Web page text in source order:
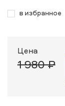
в избранное
Цена
1 980 ₽